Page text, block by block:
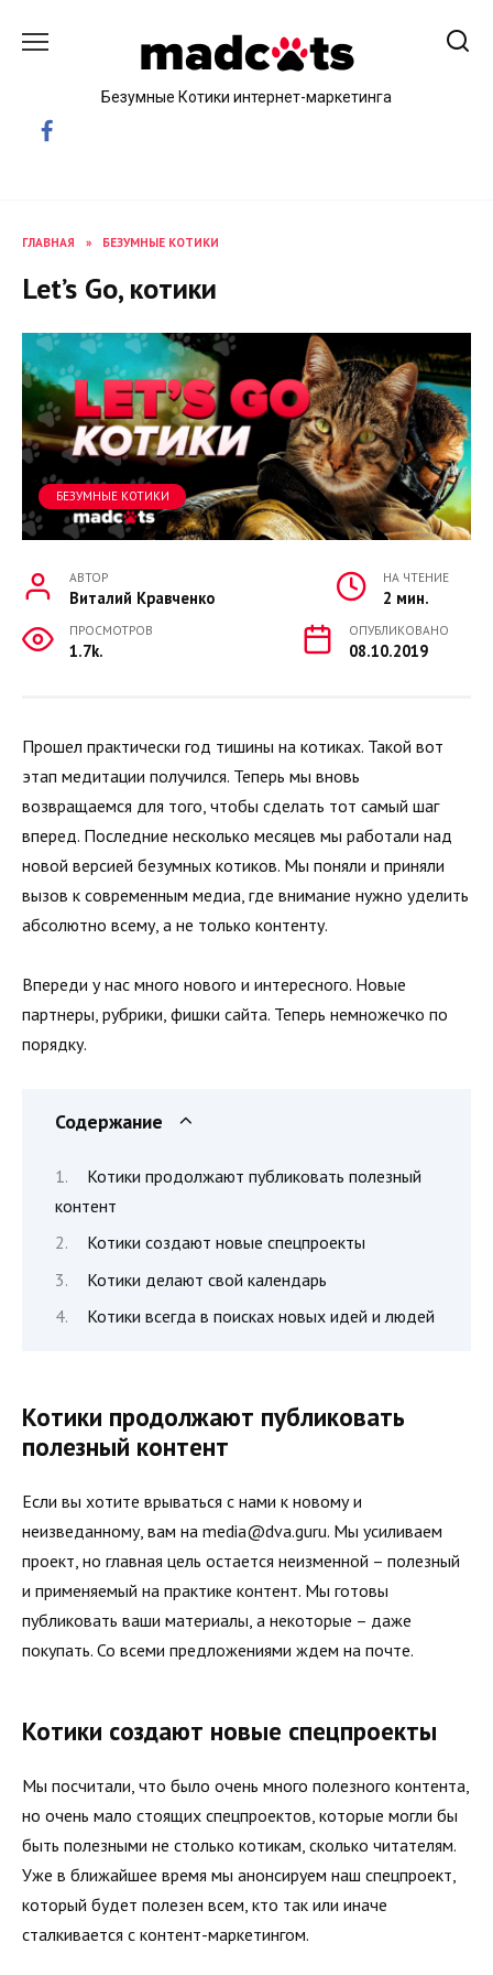
Безумные Котики интернет-маркетинга
ГЛАВНАЯ » БЕЗУМНЫЕ КОТИКИ
Let’s Go, котики
БЕЗУМНЫЕ КОТИКИ
АВТОР
Виталий Кравченко
НА ЧТЕНИЕ
2 мин.
ПРОСМОТРОВ
1.7k.
ОПУБЛИКОВАНО
08.10.2019
Прошел практически год тишины на котиках. Такой вот
этап медитации получился. Теперь мы вновь
возвращаемся для того, чтобы сделать тот самый шаг
вперед. Последние несколько месяцев мы работали над
новой версией безумных котиков. Мы поняли и приняли
вызов к современным медиа, где внимание нужно уделить
абсолютно всему, а не только контенту.
Впереди у нас много нового и интересного. Новые
партнеры, рубрики, фишки сайта. Теперь немножечко по
порядку.
Содержание
Котики продолжают публиковать полезный
контент
Котики создают новые спецпроекты
Котики делают свой календарь
Котики всегда в поисках новых идей и людей
Котики продолжают публиковать
полезный контент
Если вы хотите врываться с нами к новому и
неизведанному, вам на media@dva.guru. Мы усиливаем
проект, но главная цель остается неизменной – полезный
и применяемый на практике контент. Мы готовы
публиковать ваши материалы, а некоторые – даже
покупать. Со всеми предложениями ждем на почте.
Котики создают новые спецпроекты
Мы посчитали, что было очень много полезного контента,
но очень мало стоящих спецпроектов, которые могли бы
быть полезными не столько котикам, сколько читателям.
Уже в ближайшее время мы анонсируем наш спецпроект,
который будет полезен всем, кто так или иначе
сталкивается с контент-маркетингом.